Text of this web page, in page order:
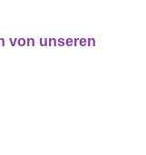
von unseren